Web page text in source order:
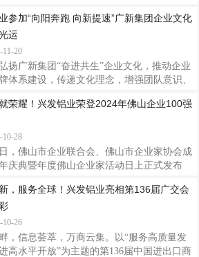
进行测序，并由专家审核委员会审定发布。
启动评选以来，已连续举办12年，每年度发
之一，也是国家制造业单项冠军企业和广东
产业集群重点产业链“链主”企业，长期坚守
足主业，打造绿色现代数智化铝挤压产业
携带多款高品质系统门窗、铝型材产品及解
中展示兴发铝业智造的创新成果和实力，深
的国家级展会，致力于推动全球产业链供应
与发展。兴发铝业紧抓全球市场
参加“向阳奔跑 向新提速”广新集团企业文化
运
11-20
扬广新集团“奋进共生”企业文化，推动企业
体系建设，传递文化理念，增强团队意识、
”广新集团企业文化主题阳光运动节，丰富
文化生活，提高员工的凝聚力与向心力，
第一，比赛第二”的体育运动精神中奋发向
参与和见证每一个精彩瞬间，携手共绘美
章。伴随着激昂的开场表演，迎着阳光，踏
以饱满的姿态依次登场，坚定的步伐，整齐
多彩的演绎，亮点纷呈，每一个节拍
荣耀！兴发铝业荣登2024年佛山企业100强
10-28
，佛山市企业联合会、佛山市企业家协会成
庆典暨年度佛山企业家活动日上正式发布
强三个榜单及佛山骨干企业调研成果，兴发
稳健的经营业绩和强大的综合实力，荣登
山企业100强第19位、佛山制造业企业100强
兴发铝业40年来始终坚持“客户为本、品质
新引领、匠心智造”的核心价值观，坚守实
，服务全球！兴发铝业亮相第136届广交会
10-26
，信息荟萃，万商云集。以“服务高质量发
高水平开放”为主题的第136届中国进出口商